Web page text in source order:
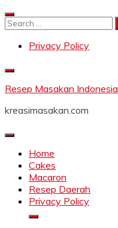
Skip
to
Search
Privacy Policy
Resep Masakan Indonesia
kreasimasakan.com
Home
Cakes
Macaron
Resep Daerah
Privacy Policy